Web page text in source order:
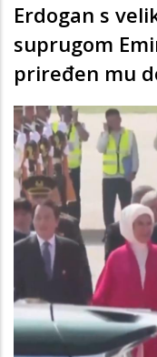
Erdogan s
suprugom
priređen mu